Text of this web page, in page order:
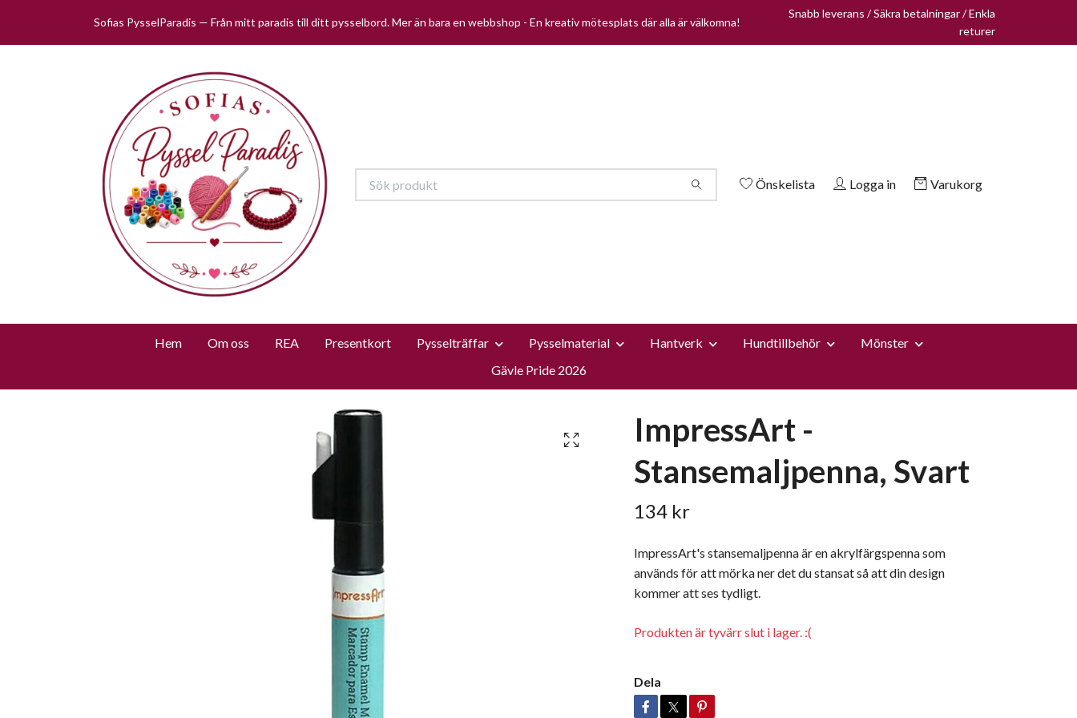
Sofias PysselParadis — Från mitt paradis till ditt pysselbord. Mer än bara en webbshop - En kreativ mötesplats där alla är välkomna!
Snabb leverans / Säkra betalningar / Enkla
returer
Önskelista Logga in Varukorg
Hem Om oss REA Presentkort Pysselträffar Pysselmaterial Hantverk Hundtillbehör
Mönster
Gävle Pride 2026
ImpressArt -
Stansemaljpenna, Svart
134 kr
ImpressArt's stansemaljpenna är en akrylfärgspenna som
används för att mörka ner det du stansat så att din design
kommer att ses tydligt.
Produkten är tyvärr slut i lager. :(
Dela